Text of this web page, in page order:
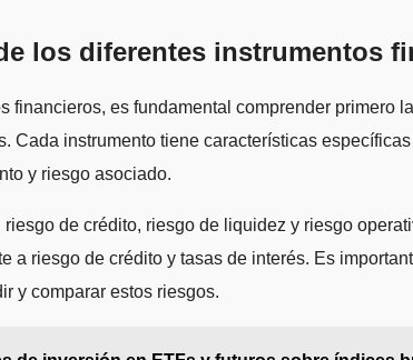
los diferentes instrumentos
es fundamental comprender primero
Cada instrumento tiene características
y riesgo asociado.
de crédito, riesgo de liquidez y riesgo
riesgo de crédito y tasas de interés. Es
y comparar estos riesgos.